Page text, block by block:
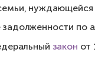
задолженности по
закон от